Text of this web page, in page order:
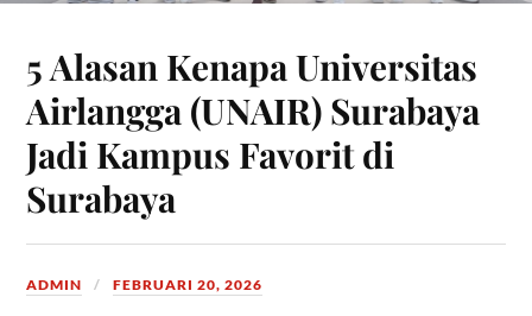
5 Alasan Kenapa Universitas
Airlangga (UNAIR) Surabaya
Jadi Kampus Favorit di
Surabaya
ADMIN FEBRUARI 20, 2026